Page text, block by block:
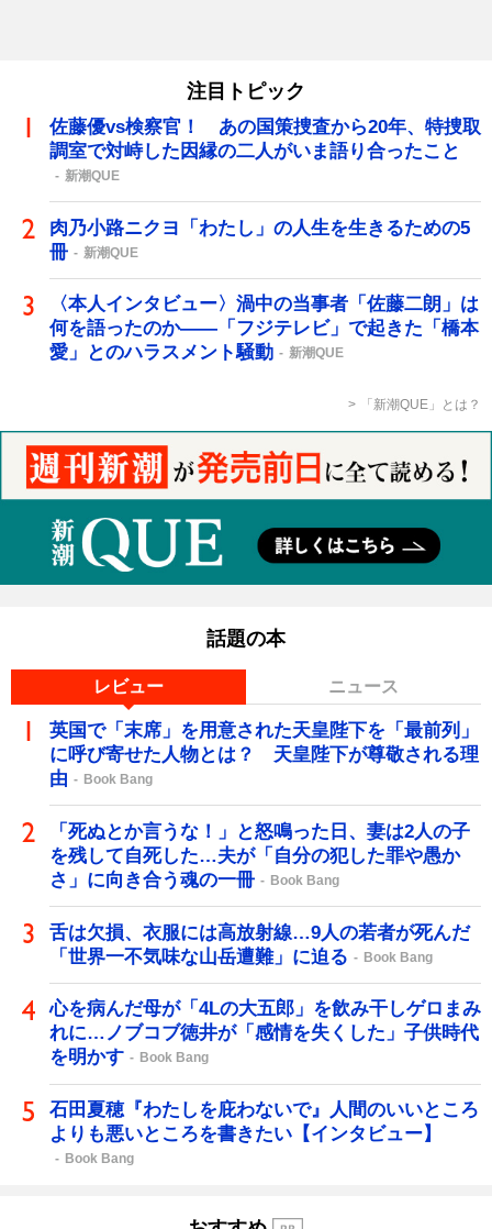
注目トピック
佐藤優vs検察官！ あの国策捜査から20年、特捜取
調室で対峙した因縁の二人がいま語り合ったこと
新潮QUE
肉乃小路ニクヨ「わたし」の人生を生きるための5
冊
新潮QUE
〈本人インタビュー〉渦中の当事者「佐藤二朗」は
何を語ったのか――「フジテレビ」で起きた「橋本
愛」とのハラスメント騒動
新潮QUE
「新潮QUE」とは？
話題の本
レビュー ニュース
英国で「末席」を用意された天皇陛下を「最前列」
に呼び寄せた人物とは？ 天皇陛下が尊敬される理
由
Book Bang
「死ぬとか言うな！」と怒鳴った日、妻は2人の子
を残して自死した…夫が「自分の犯した罪や愚か
さ」に向き合う魂の一冊
Book Bang
舌は欠損、衣服には高放射線…9人の若者が死んだ
「世界一不気味な山岳遭難」に迫る
Book Bang
心を病んだ母が「4Lの大五郎」を飲み干しゲロまみ
れに…ノブコブ徳井が「感情を失くした」子供時代
を明かす
Book Bang
石田夏穂『わたしを庇わないで』人間のいいところ
よりも悪いところを書きたい【インタビュー】
Book Bang